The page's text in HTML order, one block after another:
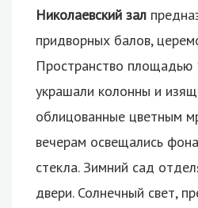
Николаевский зал
придворных балов,
Пространство площадью
украшали колонны и
облицованные цветным
вечерам освещались
стекла. Зимний сад
двери. Солнечный свет,